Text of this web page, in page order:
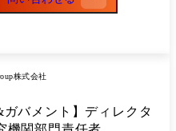
株式会社
ガバメント】ディレクタ